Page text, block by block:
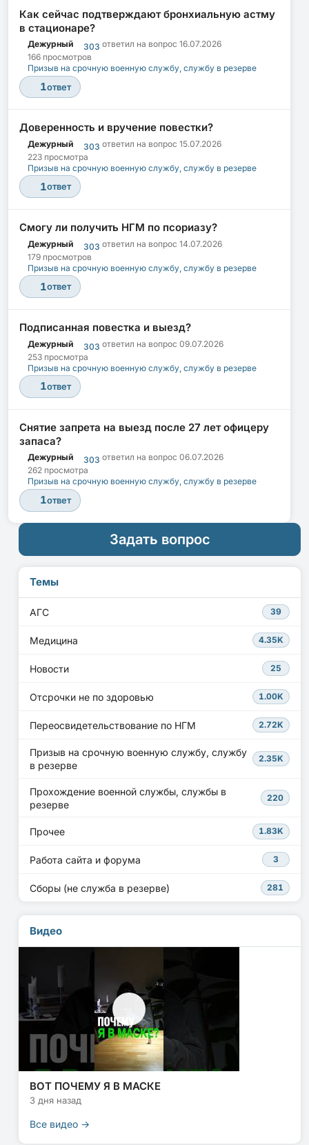
Как сейчас подтверждают бронхиальную астму
в стационаре?
Дежурный 303 ответил на вопрос 16.07.2026
166 просмотров
Призыв на срочную военную службу, службу в резерве
1ответ
Доверенность и вручение повестки?
Дежурный 303 ответил на вопрос 15.07.2026
223 просмотра
Призыв на срочную военную службу, службу в резерве
1ответ
Смогу ли получить НГМ по псориазу?
Дежурный 303 ответил на вопрос 14.07.2026
179 просмотров
Призыв на срочную военную службу, службу в резерве
1ответ
Подписанная повестка и выезд?
Дежурный 303 ответил на вопрос 09.07.2026
253 просмотра
Призыв на срочную военную службу, службу в резерве
1ответ
Снятие запрета на выезд после 27 лет офицеру
запаса?
Дежурный 303 ответил на вопрос 06.07.2026
262 просмотра
Призыв на срочную военную службу, службу в резерве
1ответ
Задать вопрос
Темы
АГС 39
Медицина 4.35K
Новости 25
Отсрочки не по здоровью 1.00K
Переосвидетельствование по НГМ 2.72K
Призыв на срочную военную службу, службу
в резерве
2.35K
Прохождение военной службы, службы в
резерве
220
Прочее 1.83K
Работа сайта и форума 3
Сборы (не служба в резерве) 281
Видео
ВОТ ПОЧЕМУ Я В МАСКЕ
3 дня назад
Все видео →